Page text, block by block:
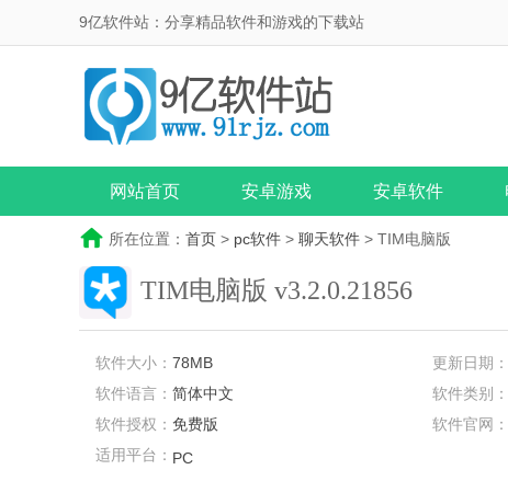
9亿软件站：分享精品软件和游戏的下载站
网站首页 安卓游戏 安卓软件
所在位置： 首页 > pc软件 > 聊天软件 > TIM电脑版
TIM电脑版 v3.2.0.21856
软件大小： 78MB 更新日期：
软件语言： 简体中文 软件类别：
软件授权： 免费版
软件官网：
适用平台： PC